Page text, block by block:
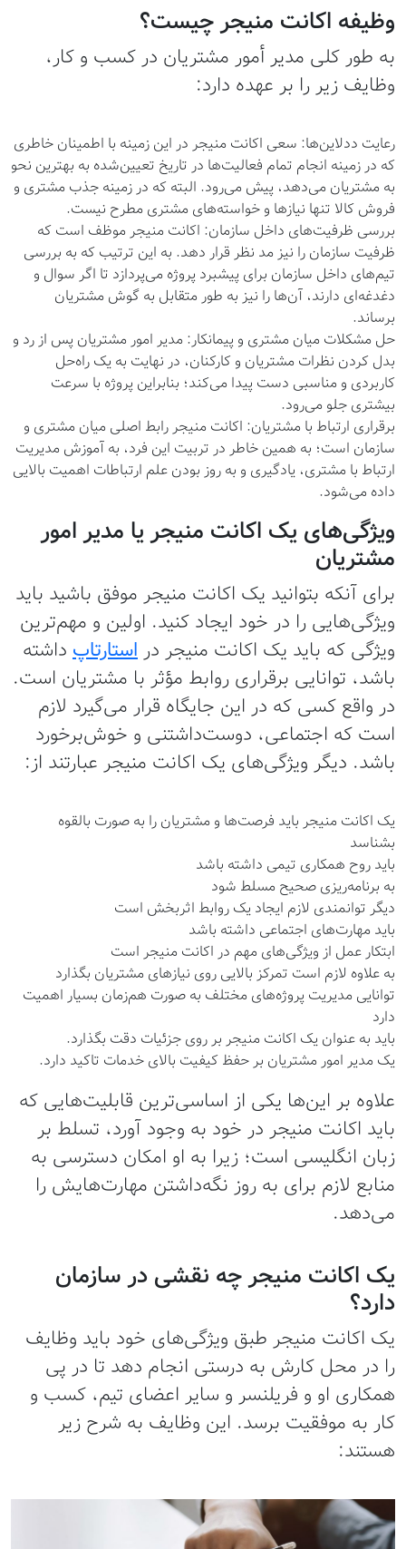
وظیفه اکانت منیجر چیست؟
به طور کلی مدیر أمور مشتریان در کسب و کار،
وظایف زیر را بر عهده دارد:
رعایت ددلاین‌ها: سعی اکانت منیجر در این زمینه با اطمینان خاطری
که در زمینه انجام تمام فعالیت‌ها در تاریخ تعیین‌شده به بهترین نحو
به مشتریان می‌دهد، پیش می‌رود. البته که در زمینه جذب مشتری و
فروش کالا تنها نیازها و خواسته‌های مشتری مطرح نیست.
بررسی ظرفیت‌های داخل سازمان: اکانت منیجر موظف است که
ظرفیت سازمان را نیز مد نظر قرار دهد. به این ترتیب که به بررسی
تیم‌های داخل سازمان برای پیشبرد پروژه می‌پردازد تا اگر سوال و
دغدغه‌ای دارند، آن‌ها را نیز به طور متقابل به گوش مشتریان
برساند.
حل مشکلات میان مشتری و پیمانکار: مدیر امور مشتریان پس از رد و
بدل کردن نظرات مشتریان و کارکنان، در نهایت به یک راه‌حل
کاربردی و مناسبی دست پیدا می‌کند؛ بنابراین پروژه با سرعت
بیشتری جلو می‌رود.
برقراری ارتباط با مشتریان: اکانت منیجر رابط اصلی میان مشتری و
سازمان است؛ به همین خاطر در تربیت این فرد، به آموزش مدیریت
ارتباط با مشتری، یادگیری و به روز بودن علم ارتباطات اهمیت بالایی
داده می‌شود.
ویژگی‌های یک اکانت منیجر یا مدیر امور
مشتریان
برای آنکه بتوانید یک اکانت منیجر موفق باشید باید
ویژگی‌هایی را در خود ایجاد کنید. اولین و مهم‌ترین
ویژگی که باید یک اکانت منیجر دراستارتاپداشته
باشد، توانایی برقراری روابط مؤثر با مشتریان است.
در واقع کسی که در این جایگاه قرار می‌گیرد لازم
است که اجتماعی، دوست‌داشتنی و خوش‌برخورد
باشد. دیگر ویژگی‌های یک اکانت منیجر عبارتند از:
یک اکانت منیجر باید فرصت‌ها و مشتریان را به صورت بالقوه
بشناسد
باید روح همکاری تیمی داشته باشد
به برنامه‌ریزی صحیح مسلط شود
دیگر توانمندی لازم ایجاد یک روابط اثربخش است
باید مهارت‌های اجتماعی داشته باشد
ابتکار عمل از ویژگی‌های مهم در اکانت منیجر است
به علاوه لازم است تمرکز بالایی روی نیازهای مشتریان بگذارد
توانایی مدیریت پروژه‌های مختلف به صورت هم‌زمان بسیار اهمیت
دارد
باید به عنوان یک اکانت منیجر بر روی جزئیات دقت بگذارد.
یک مدیر امور مشتریان بر حفظ کیفیت بالای خدمات تاکید دارد.
علاوه بر این‌ها یکی از اساسی‌ترین قابلیت‌هایی که
باید اکانت منیجر در خود به وجود آورد، تسلط بر
زبان انگلیسی است؛ زیرا به او امکان دسترسی به
منابع لازم برای به روز نگه‌داشتن مهارت‌هایش را
می‌دهد.
یک اکانت منیجر چه نقشی در سازمان
دارد؟
یک اکانت منیجر طبق ویژگی‌های خود باید وظایف
را در محل کارش به درستی انجام دهد تا در پی
همکاری او و فریلنسر و سایر اعضای تیم، کسب و
کار به موفقیت برسد. این وظایف به شرح زیر
هستند: